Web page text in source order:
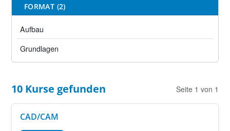
FORMAT (2)
Aufbau
Grundlagen
10 Kurse gefunden Seite 1 von 1
CAD/CAM